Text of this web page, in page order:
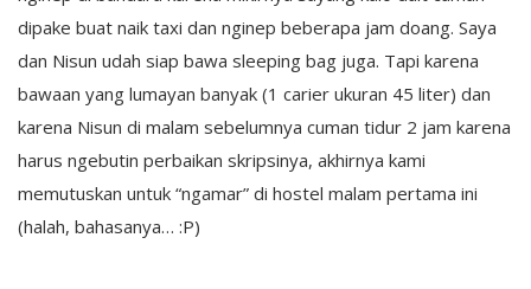
dipake buat naik taxi dan nginep beberapa jam doang. Saya
dan Nisun udah siap bawa sleeping bag juga. Tapi karena
bawaan yang lumayan banyak (1 carier ukuran 45 liter) dan
karena Nisun di malam sebelumnya cuman tidur 2 jam karena
harus ngebutin perbaikan skripsinya, akhirnya kami
memutuskan untuk “ngamar” di hostel malam pertama ini
(halah, bahasanya… :P)